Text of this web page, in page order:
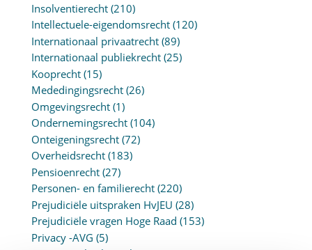
Insolventierecht(210)
Intellectuele-eigendomsrecht(120)
Internationaal privaatrecht(89)
Internationaal publiekrecht(25)
Kooprecht(15)
Mededingingsrecht(26)
Omgevingsrecht(1)
Ondernemingsrecht(104)
Onteigeningsrecht(72)
Overheidsrecht(183)
Pensioenrecht(27)
Personen- en familierecht(220)
Prejudiciële uitspraken HvJEU (28)
Prejudiciële vragen Hoge Raad (153)
Privacy -AVG (5)